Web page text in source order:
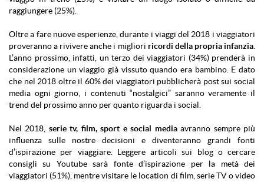
raggiungere (25%).
Oltre a fare nuove esperienze, durante i viaggi del 2018 i viaggiatori
proveranno a rivivere anche i migliori ricordi della propria infanzia
L’anno prossimo, infatti, un terzo dei viaggiatori (34%) prenderà in
considerazione un viaggio già vissuto quando era bambino. E dato
che nel 2018 oltre il 60% dei viaggiatori pubblicherà post sui social
media ogni giorno, i contenuti “nostalgici” saranno veramente il
trend del prossimo anno per quanto riguarda i social.
Nel 2018, serie tv, film, sport e social mediaavranno sempre più
influenza sulle nostre decisioni e diventeranno grandi fonti
d’ispirazione per viaggiare. Leggere articoli sui blog o cercare
consigli su Youtube sarà fonte d’ispirazione per la metà dei
viaggiatori (51%), mentre visitare le location di film, serie TV o video